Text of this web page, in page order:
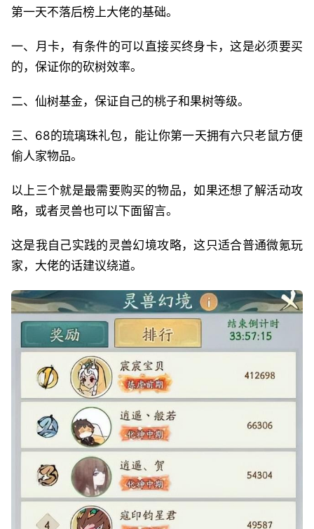
第一天不落后榜上大佬的基础。
一、月卡，有条件的可以直接买终身卡，这是必须要买
的，保证你的砍树效率。
二、仙树基金，保证自己的桃子和果树等级。
三、68的琉璃珠礼包，能让你第一天拥有六只老鼠方便
偷人家物品。
以上三个就是最需要购买的物品，如果还想了解活动攻
略，或者灵兽也可以下面留言。
这是我自己实践的灵兽幻境攻略，这只适合普通微氪玩
家，大佬的话建议绕道。